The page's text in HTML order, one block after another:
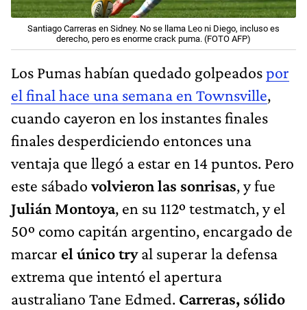
Santiago Carreras en Sidney. No se llama Leo ni Diego, incluso es
derecho, pero es enorme crack puma. (FOTO AFP)
Los Pumas habían quedado golpeadospor
el final hace una semana en Townsville,
cuando cayeron en los instantes finales
finales desperdiciendo entonces una
ventaja que llegó a estar en 14 puntos. Pero
este sábadovolvieron las sonrisas, y fue
Julián Montoya, en su 112º testmatch, y el
50º como capitán argentino, encargado de
marcar el único tryal superar la defensa
extrema que intentó el apertura
australiano Tane Edmed. Carreras, sólido